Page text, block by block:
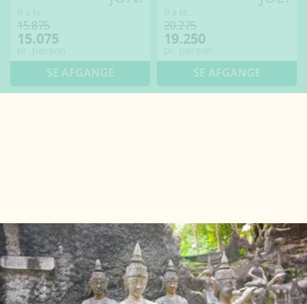
15.875
15.075
SE AFGANGE
20.275
19.250
SE AFGANGE